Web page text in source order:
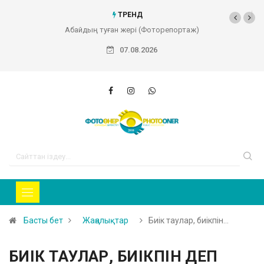
ТРЕНД
Абайдың туған жері (Фоторепортаж)
07.08.2026
Басты бет Жаңалықтар Биік таулар, биікпін…
БИІК ТАУЛАР, БИІКПІН ДЕП